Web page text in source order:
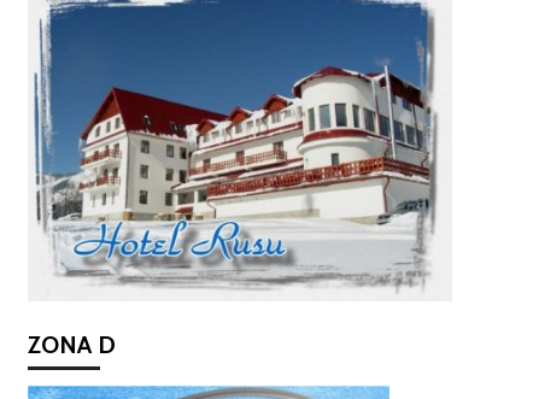
ZONA D